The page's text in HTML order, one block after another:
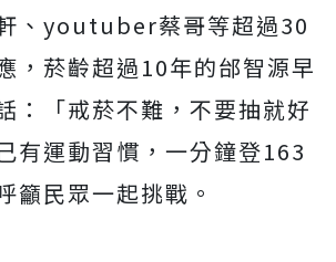
、youtuber蔡哥等超過30
，菸齡超過10年的邰智源早
：「戒菸不難，不要抽就好
有運動習慣，一分鐘登163
籲民眾一起挑戰。